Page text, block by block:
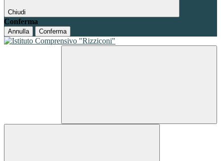
Chiudi
Conferma
Annulla Conferma